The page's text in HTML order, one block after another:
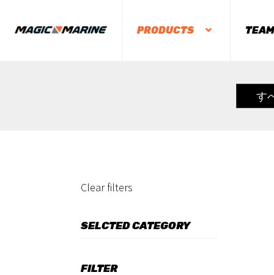
PRODUCTS TEAM
す
Clear filters
SELCTED CATEGORY
FILTER